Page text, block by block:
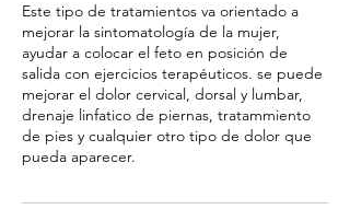
Este tipo de tratamientos va orientado a
mejorar la sintomatología de la mujer,
ayudar a colocar el feto en posición de
salida con ejercicios terapéuticos. se puede
mejorar el dolor cervical, dorsal y lumbar,
drenaje linfatico de piernas, tratammiento
de pies y cualquier otro tipo de dolor que
pueda aparecer.